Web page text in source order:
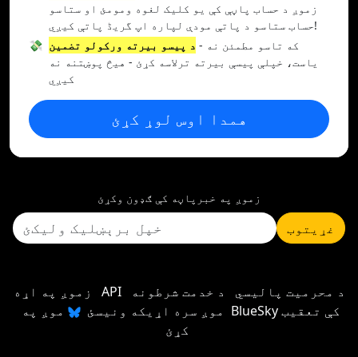
زموږ د حساب پاڼې کې یو کلیک لغوه ومومئ او ستاسو
حساب ستاسو د پاتې مودې لپاره اپ گریڈ پاتې کیږي!
💸 د پیسو بیرته ورکولو تضمین - که تاسو مطمئن نه
یاست، خپلې پیسې بیرته ترلاسه کړئ - هیڅ پوښتنه نه
کیږي
همدا اوس لوړ کړئ
زموږ په خبرپاڼه کې ګډون وکړئ
غړیتوب
زموږ په اړه API د محرمیت پالیسي
د خدمت شرطونه
موږ سره اړیکه ونیسئ
موږ په BlueSky کې تعقیب
کړئ